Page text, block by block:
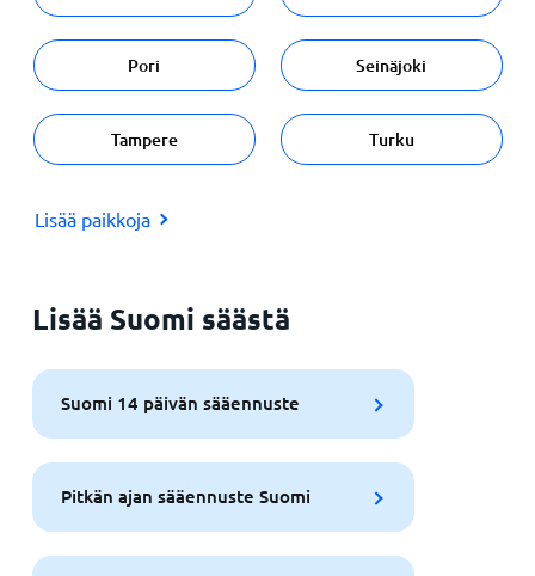
Pori Seinäjoki
Tampere Turku
Lisää paikkoja
Lisää Suomi säästä
Suomi 14 päivän sääennuste
Pitkän ajan sääennuste Suomi